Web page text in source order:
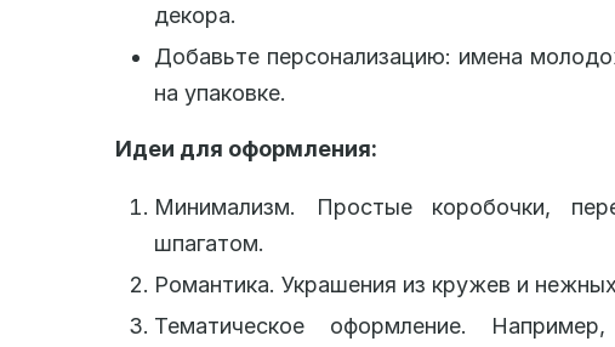
декора.
Добавьте персонализацию: имена
на упаковке.
Идеи для оформления:
Минимализм. Простые коробочки,
шпагатом.
Романтика. Украшения из кружев и
Тематическое оформление.